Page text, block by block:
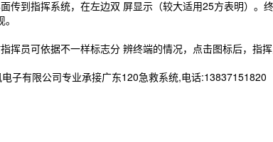
到指挥系统，在左边双 屏显示（较大适用25方表明）。
员可依据不一样标志分 辨终端的情况，点击图标后，指
子有限公司专业承接广东120急救系统,电话:13837151820